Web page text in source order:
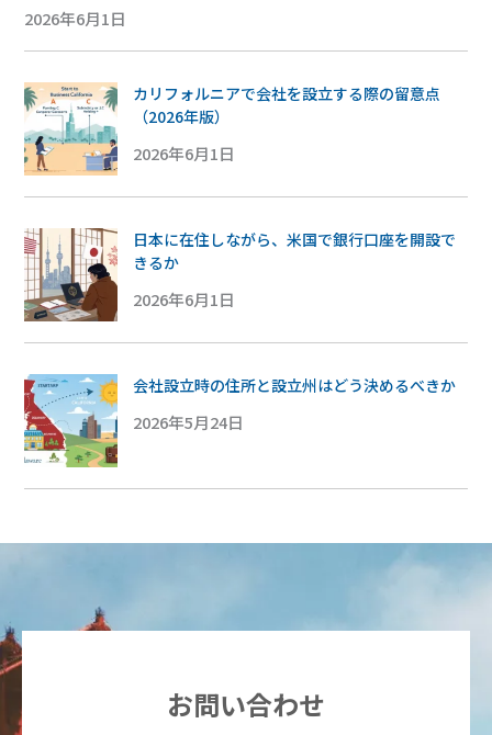
2026年6月1日
カリフォルニアで会社を設立する際の留意点
（2026年版）
2026年6月1日
日本に在住しながら、米国で銀行口座を開設で
きるか
2026年6月1日
会社設立時の住所と設立州はどう決めるべきか
2026年5月24日
お問い合わせ